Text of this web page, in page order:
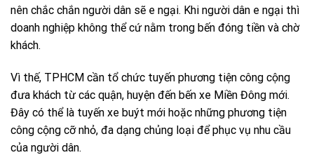
nên chắc chắn người dân sẽ e ngại. Khi người dân e ngại thì
doanh nghiệp không thể cứ nằm trong bến đóng tiền và chờ
khách.
Vì thế, TPHCM cần tổ chức tuyến phương tiện công cộng
đưa khách từ các quận, huyện đến bến xe Miền Đông mới.
Đây có thể là tuyến xe buýt mới hoặc những phương tiện
công cộng cỡ nhỏ, đa dạng chủng loại để phục vụ nhu cầu
của người dân.